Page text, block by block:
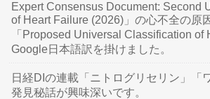
Expert Consensus Document: Second
of Heart Failure (2026)」の心不全の原
「Proposed Universal Classification of
Google日本語訳を掛けました。
日経DIの連載「ニトログリセリン」「
発見秘話が興味深いです。